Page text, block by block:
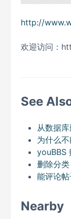
http://
欢迎访问：
See
从数据
为什么
youBBS
删除分
能评论
Nearby